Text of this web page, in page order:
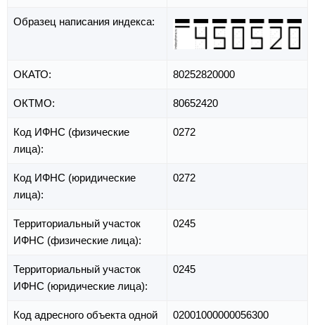
Образец написания индекса:
ОКАТО: 80252820000
ОКТМО: 80652420
Код ИФНС (физические
лица):
0272
Код ИФНС (юридические
лица):
0272
Территориальный участок
ИФНС (физические лица):
0245
Территориальный участок
ИФНС (юридические лица):
0245
Код адресного объекта одной
02001000000056300